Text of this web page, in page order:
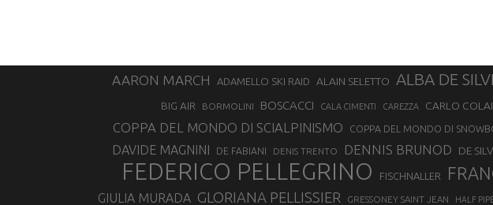
AARON MARCH ADAMELLO SKI RAID ALAIN SELETTO ALBA DE
BIG AIR
BORMOLINI BOSCACCI CALA CIMENTI CAREZZA CARLO
COPPA DEL MONDO DI SCIALPINISMO COPPA DEL MONDO DI
DAVIDE MAGNINI DE FABIANI DENIS TRENTO DENNIS BRUNOD DE
FEDERICO PELLEGRINO FISCHNALLER
GIULIA MURADA GLORIANA PELLISSIER GRESSONEY SAINT JEAN HALF